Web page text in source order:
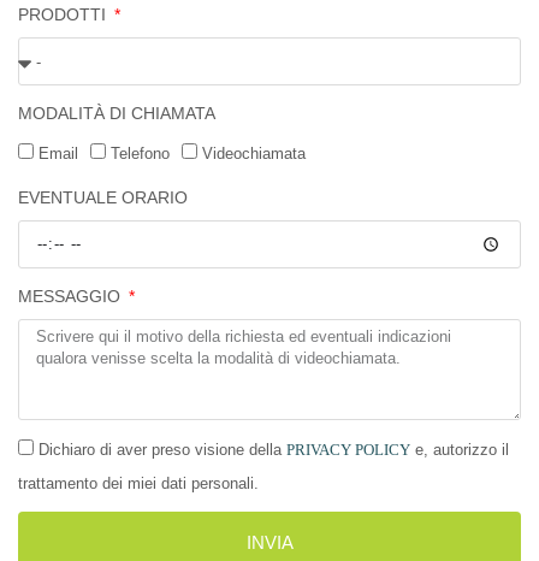
PRODOTTI
MODALITÀ DI CHIAMATA
Email Telefono Videochiamata
EVENTUALE ORARIO
MESSAGGIO
Dichiaro di aver preso visione della PRIVACY POLICY e, autorizzo il
trattamento dei miei dati personali.
INVIA